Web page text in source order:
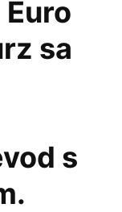
Euro
sa
s